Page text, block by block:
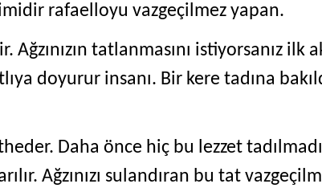
rafaelloyu vazgeçilmez yapan.
tatlanmasını istiyorsanız ilk
doyurur insanı. Bir kere tadına
Daha önce hiç bu lezzet
Ağzınızı sulandıran bu tat